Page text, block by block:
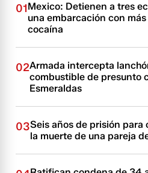
01Mexico: Detienen a tres
una embarcación con
cocaína
02Armada intercepta
combustible de presunto
Esmeraldas
03Seis años de prisión
la muerte de una pareja